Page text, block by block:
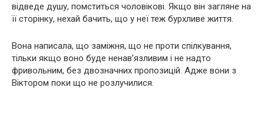
відведе душу, помститься чоловікові. Якщо він загляне на
її сторінку, нехай бачить, що у неї теж бурхливе життя.
Вона написала, що заміжня, що не проти спілкування,
тільки якщо воно буде ненав’язливим і не надто
фривольним, без двозначних пропозицій. Адже вони з
Віктором поки що не розлучилися.